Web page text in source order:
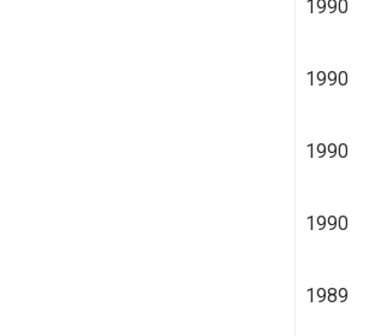
1990
1990
1990
1990
1989